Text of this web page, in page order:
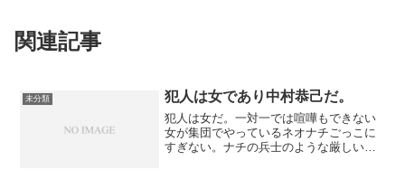
関連記事
未分類 犯人は女であり中村恭己だ。
犯人は女だ。一対一では喧嘩もできない
女が集団でやっているネオナチごっこに
すぎない。ナチの兵士のような厳しい軍